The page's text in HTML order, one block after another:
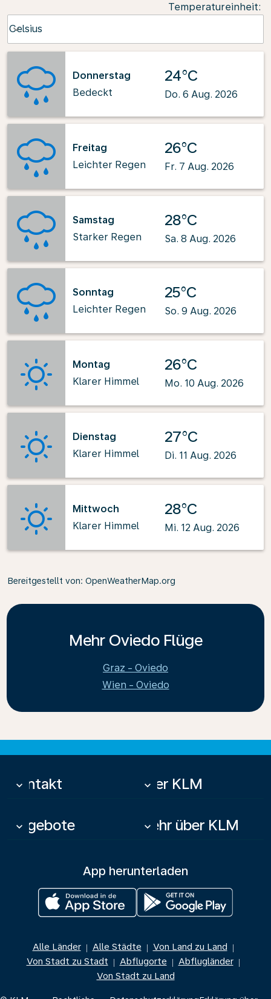
Temperatureinheit:
Celsius
keyboard_arrow_down
Donnerstag
Bedeckt
24°C
Do. 6 Aug. 2026
Freitag
Leichter Regen
26°C
Fr. 7 Aug. 2026
Samstag
Starker Regen
28°C
Sa. 8 Aug. 2026
Sonntag
Leichter Regen
25°C
So. 9 Aug. 2026
Montag
Klarer Himmel
26°C
Mo. 10 Aug. 2026
Dienstag
Klarer Himmel
27°C
Di. 11 Aug. 2026
Mittwoch
Klarer Himmel
28°C
Mi. 12 Aug. 2026
Bereitgestellt von: OpenWeatherMap.org
Mehr Oviedo Flüge
Graz - Oviedo
Wien - Oviedo
Kontakt
keyboard_arrow_down Über KLM
keyboard_arrow_down
Angebote
keyboard_arrow_down Mehr über KLM
keyboard_arrow_down
App herunterladen
Alle Länder | Alle Städte | Von Land zu Land |
Von Stadt zu Stadt | Abflugorte | Abflugländer |
Von Stadt zu Land